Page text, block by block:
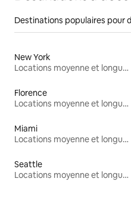
Destinations populaires pour
New York
Locations moyenne et longue durée
Florence
Locations moyenne et longue durée
Miami
Locations moyenne et longue durée
Seattle
Locations moyenne et longue durée